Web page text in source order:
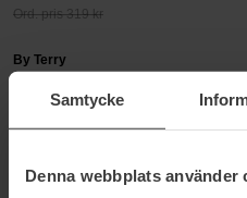
Samtycke
Denna webbplats använder
Ord. pris 319 kr
By Terry
Serum
Ord. pris 465 kr